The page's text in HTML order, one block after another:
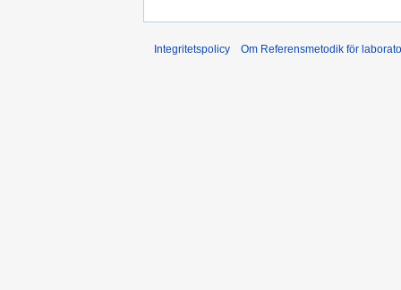
Integritetspolicy Om Referensmetodik för